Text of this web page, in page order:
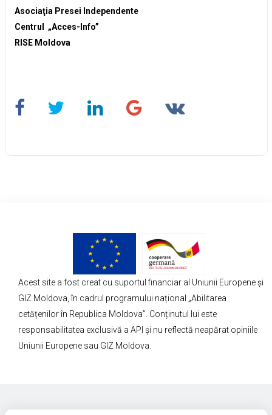
Asociaţia Presei Independente
Centrul „Acces-Info”
RISE Moldova
Acest site a fost creat cu suportul financiar al Uniunii Europene și
GIZ Moldova, în cadrul programului național „Abilitarea
cetățenilor în Republica Moldova”. Conținutul lui este
responsabilitatea exclusivă a API și nu reflectă neapărat opiniile
Uniunii Europene sau GIZ Moldova.